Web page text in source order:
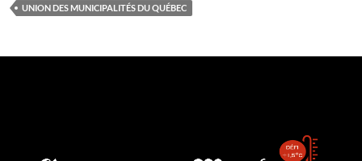
UNION DES MUNICIPALITÉS DU QUÉBEC